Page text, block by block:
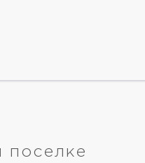
поселке